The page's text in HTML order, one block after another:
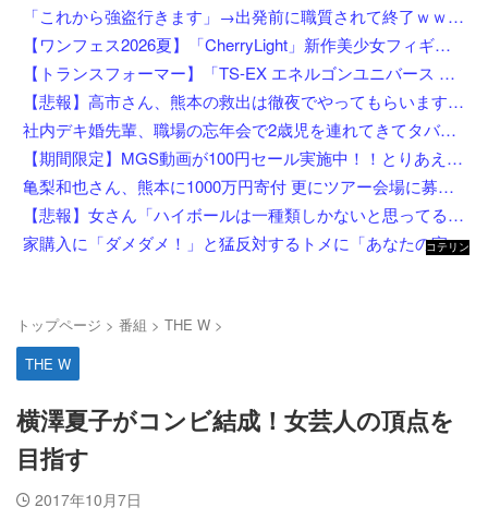
「これから強盗行きます」→出発前に職質されて終了ｗｗｗｗｗｗｗｗ
【ワンフェス2026夏】「CherryLight」新作美少女フィギュア情報まとめ
【トランスフォーマー】「TS-EX エネルゴンユニバース オプティマスプライム」【T-SPARK ZONE 流通限定で予約開始】
【悲報】高市さん、熊本の救出は徹夜でやってもらいますと言ってしまいめっちゃ炎上してしまうw w w w w w w w w
社内デキ婚先輩、職場の忘年会で2歳児を連れてきてタバコスパスパ酒ゴクゴクで親の自覚ゼロｗｗ挙句の果てに突き飛ばして頭を打たせ「久々の外食でゆっくりしたいんだよ！」にドン引き
【期間限定】MGS動画が100円セール実施中！！とりあえず全部買うやろｗｗｗｗｗ
亀梨和也さん、熊本に1000万円寄付 更にツアー会場に募金箱設置
【悲報】女さん「ハイボールは一種類しかないと思ってると恥かくよ」←まさかお前ら知らない訳ないよな？？？？？？？
家購入に「ダメダメ！」と猛反対するトメに「あなたの家じゃありません」と言い放った結果→激怒したトメが自ら〇〇を口にして最高の展開へｗｗｗｗｗｗ
コテリン
トップページ > 番組 > THE W >
THE W
横澤夏子がコンビ結成！女芸人の頂点を
目指す
2017年10月7日